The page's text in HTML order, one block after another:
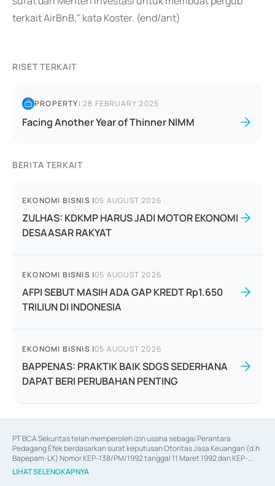
terkait AirBnB," kata Koster. (end/ant)
RISET TERKAIT
PROPERTY|28 FEBRUARY 2025
Facing Another Year of Thinner NIMM
BERITA TERKAIT
EKONOMI BISNIS |05 AUGUST 2026
ZULHAS: KDKMP HARUS JADI MOTOR EKONOMI
DESAASAR RAKYAT
EKONOMI BISNIS |05 AUGUST 2026
AFPI SEBUT MASIH ADA GAP KREDT Rp1.650
TRILIUN DI INDONESIA
EKONOMI BISNIS |05 AUGUST 2026
BAPPENAS: PRAKTIK BAIK SDGS SEDERHANA
DAPAT BERI PERUBAHAN PENTING
PT BCA Sekuritas telah memperoleh izin usaha sebagai Perantara
Pedagang Efek berdasarkan surat keputusan Otoritas Jasa Keuangan (d.h
Bapepam-LK) Nomor KEP-138/PM/1992 tanggal 11 Maret 1992 dan KEP-
06/D.04/2014 tanggal 28 Februari 2014, izin usaha sebagai Penjamin Emisi
Efek berdasarkan surat keputusan Otoritas Jasa Keuangan Nomor KEP-
LIHAT SELENGKAPNYA